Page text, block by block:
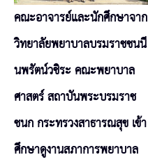
คณะอาจารย์และนักศึกษาจาก
วิทยาลัยพยาบาลบรมราชชนนี
นพรัตน์วชิระ คณะพยาบาล
ศาสตร์ สถาบันพระบรมราช
ชนก กระทรวงสาธารณสุข เข้า
ศึกษาดูงานสภาการพยาบาล